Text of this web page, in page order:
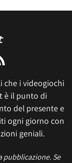
che i videogiochi
è il punto di
del presente e
ogni giorno con
geniali.
pubblicazione. Se